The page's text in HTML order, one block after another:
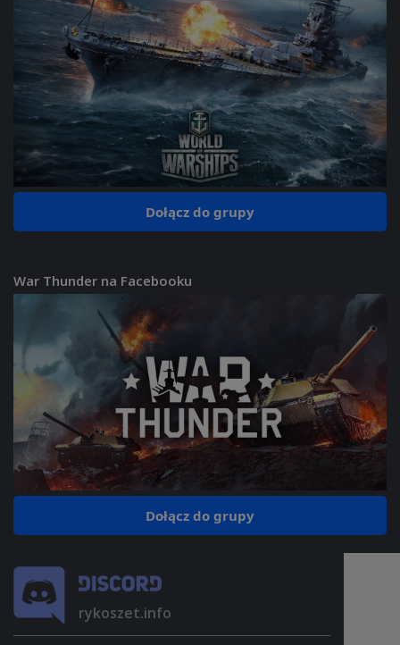
Dołącz do grupy
War Thunder na Facebooku
Dołącz do grupy
rykoszet.info